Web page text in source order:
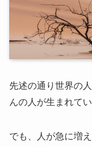
先述の通り世界の
んの人が生まれてい
でも、人が急に増